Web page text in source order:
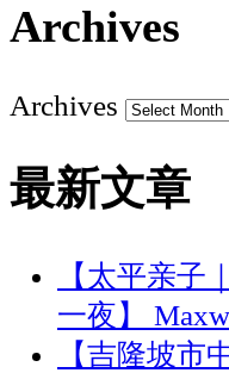
Archives
Archives
最新文章
【太平亲子
一夜】
【吉隆坡市